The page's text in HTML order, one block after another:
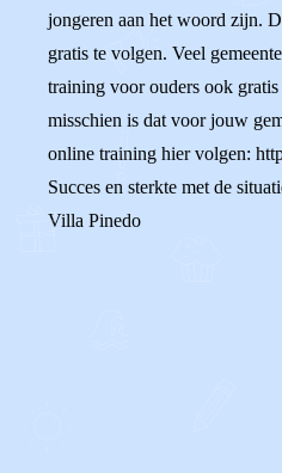
jongeren aan het woord zijn.
gratis te volgen. Veel
training voor ouders ook gratis
misschien is dat voor jouw
online training hier volgen:
Succes en sterkte met de
Villa Pinedo